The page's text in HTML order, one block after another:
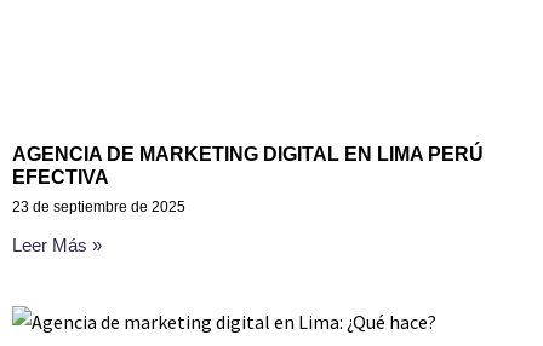
AGENCIA DE MARKETING DIGITAL EN LIMA PERÚ
EFECTIVA
23 de septiembre de 2025
Leer Más »